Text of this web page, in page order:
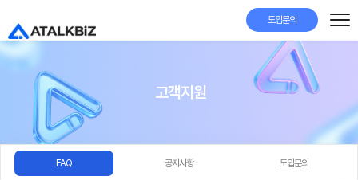
도입문의
고객지원
FAQ 공지사항 도입문의